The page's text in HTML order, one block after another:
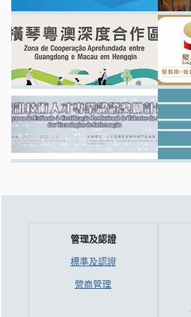
管理及認證
標準及認證
營商管理